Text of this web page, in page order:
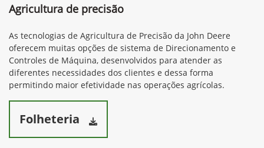
Agricultura de precisão
As tecnologias de Agricultura de Precisão da John Deere
oferecem muitas opções de sistema de Direcionamento e
Controles de Máquina, desenvolvidos para atender as
diferentes necessidades dos clientes e dessa forma
permitindo maior efetividade nas operações agrícolas.
Folheteria